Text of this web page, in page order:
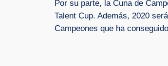
Por su parte, la Cuna de
Talent Cup. Además, 2020
Campeones que ha